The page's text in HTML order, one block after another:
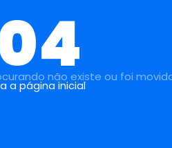
não existe ou foi
a página inicial